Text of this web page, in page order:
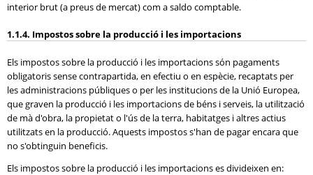
interior brut (a preus de mercat) com a saldo comptable.
1.1.4. Impostos sobre la producció i les importacions
Els impostos sobre la producció i les importacions són pagaments
obligatoris sense contrapartida, en efectiu o en espècie, recaptats per
les administracions públiques o per les institucions de la Unió Europea,
que graven la producció i les importacions de béns i serveis, la utilització
de mà d'obra, la propietat o l'ús de la terra, habitatges i altres actius
utilitzats en la producció. Aquests impostos s'han de pagar encara que
no s'obtinguin beneficis.
Els impostos sobre la producció i les importacions es divideixen en: